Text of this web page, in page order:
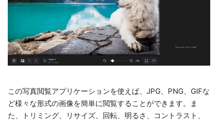
この写真閲覧アプリケーションを使えば、JPG、PNG、GIFな
ど様々な形式の画像を簡単に閲覧することができます。ま
た、トリミング、リサイズ、回転、明るさ、コントラスト、